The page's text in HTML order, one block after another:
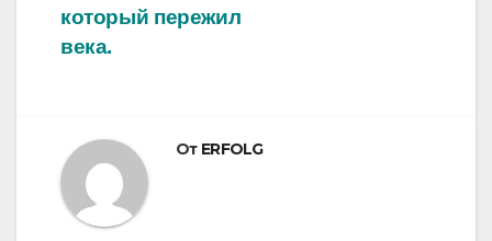
который пережил
века.
От ERFOLG